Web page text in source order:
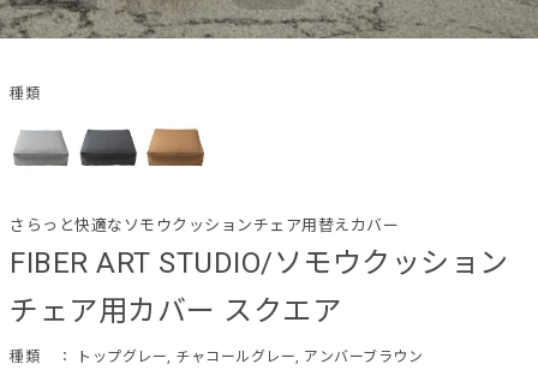
FIBER ART STUDIO/ソモウクッション
チェア用カバー スクエア
さらっと快適なソモウクッションチェア用替えカバー
種類 ： トップグレー, チャコールグレー, アンバーブラウン
種類